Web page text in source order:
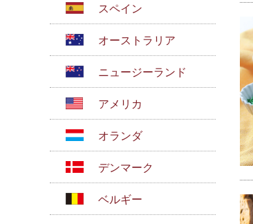
スペイン
オーストラリア
ニュージーランド
アメリカ
オランダ
デンマーク
ベルギー